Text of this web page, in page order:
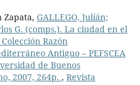
Zapata, GALLEGO, Julíán;
G. (comps.). La ciudad en el
Razón
Antiguo – PEFSCEA
de Buenos
2007, 264p. , Revista